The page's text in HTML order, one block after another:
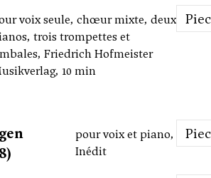
voix seule, chœur mixte, deux
trois trompettes et
Friedrich Hofmeister
10 min
pour voix et piano,
Inédit